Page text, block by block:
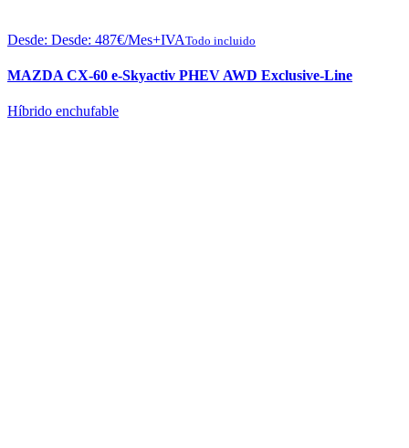
Desde: Desde: 487€/Mes+IVATodo incluido
MAZDA CX-60 e-Skyactiv PHEV AWD Exclusive-Line
Híbrido enchufable